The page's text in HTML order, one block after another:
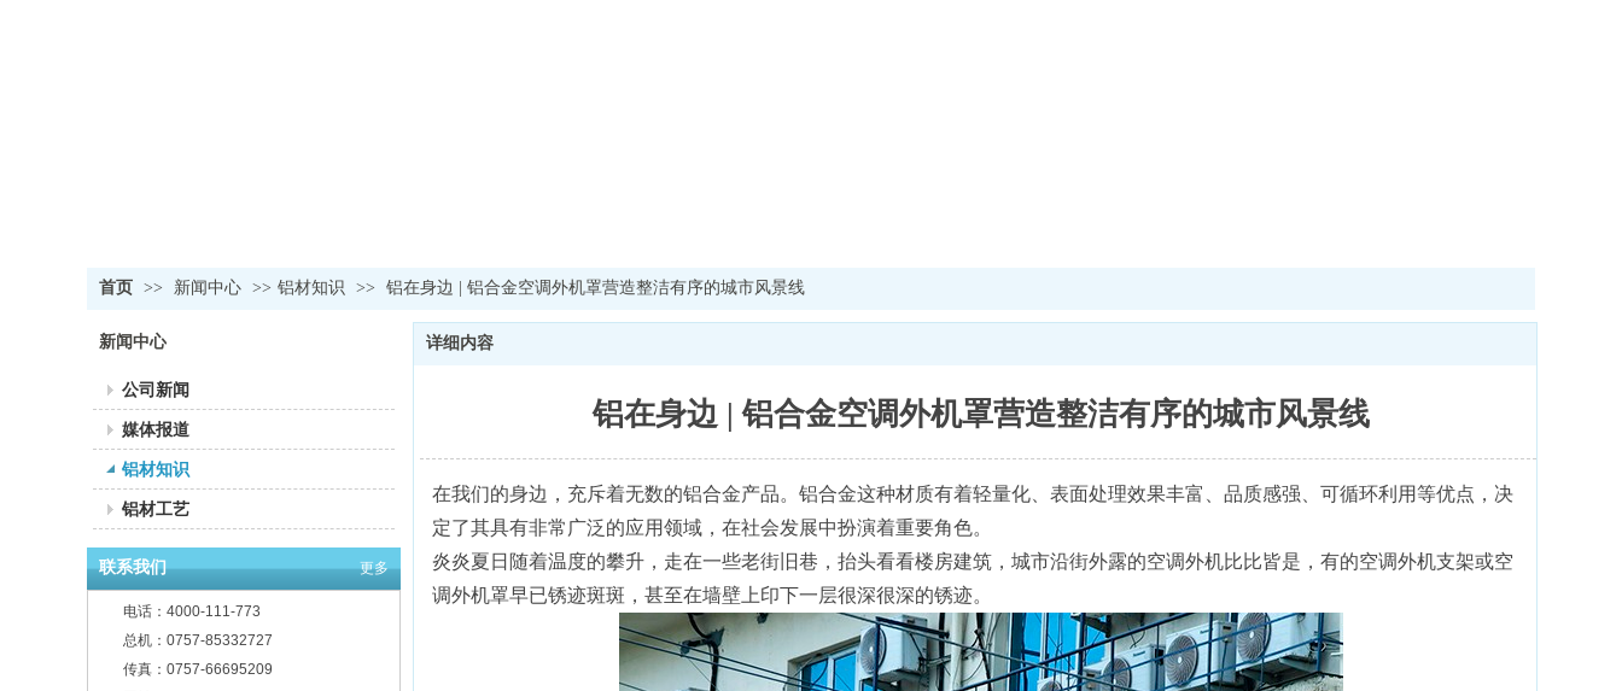
首页 >> 新闻中心 >> 铝材知识 >> 铝在身边 | 铝合金空调外机罩营造整洁有序的城市风景线
新闻中心
公司新闻
媒体报道
铝材知识
铝材工艺
联系我们 更多
电话：4000-111-773
总机：0757-85332727
传真：0757-66695209
详细内容
铝在身边 | 铝合金空调外机罩营造整洁有序的城市风景线
在我们的身边，充斥着无数的铝合金产品。铝合金这种材质有着轻量化、表面处理效果丰富、品质感强、可循环利用等优点，决
定了其具有非常广泛的应用领域，在社会发展中扮演着重要角色。
炎炎夏日随着温度的攀升，走在一些老街旧巷，抬头看看楼房建筑，城市沿街外露的空调外机比比皆是，有的空调外机支架或空
调外机罩早已锈迹斑斑，甚至在墙壁上印下一层很深很深的锈迹。